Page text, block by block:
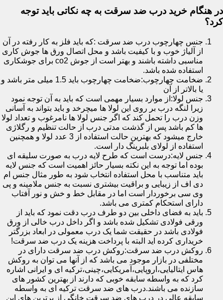
در هنگام خرید درب ضد سرقت به چه نکاتی باید توجه
کرد؟
جنس چهارچوب درب ضد سرقت :که باید فلز به کار رفته در آن
از آلیاژ خوب و با کیفیت باشد و محل اتصال ورق ها جوش کاری
مناسبی داشته باشند و بهتر است از جوش co2 برای جوشکاری
استفاده شده باشد.
ضخامت چهارچوب:ضخامت چهارچوب باید 1.5 میلی متر باشد و
یا بالاتر از آن
جنس لولا:از موارد بسیار مهمی است که باید به آن توجه نمود
زیرا لنگه درب بر روی این لولا ها میچرخد و باید بتواند به آسانی
وزن درب را تحمل کند که اگر جنس لولا ها نامرغوب و تعداد لولا
ها کم باشد پس از گذشت مدتی درب از حالت تنظیم و رگلاژی
خارج میشود که بهترین حالت استفاده از 3 عدد لولا و همچنین
استفاده از لولای بلبرینگ دار است.
جنس لایه:درست است که طرح لایه درب به صورت سلیقه ای
بوده اما توجه به این نکته بسیار حائز اهمیت است که جنس لایه
باید متناسب با محل استفاده انتخاب شود به طور مثال جنس ام
دی اف از زیبایی و براقیت بیشتری نسبت به جنس ملامینه و پی
وی سی برخوردار است اما در مقابل خط و خش و نور آفتاب
دارای استحکام کمتری می باشد.
باید به فضای داخلی بین دو طرف درب دقت نمود که باید از
ورقی فولادی تشکیل شده باشد و اگر داخل درب خالی از ورق
فولادی باشد در حقیقت شما یک درب معمولی در ابعاد بزرگتر
خریداری کرده اید البته با پرداخت هزینه یک درب ضد سرقت!
روکش درب ضد سرقت:روکش درب ضد سرقت دارای در
مختلفی در بازار موجود می باشد که از آنها می توان به روکش
هاس ایتالیایی،اروپایی،آمریکایی،چینی،ترکیه ای و ایرانی اشاره
کرد که به واسطه سابقه خوبی که دارند از بهترین کشور های
سازنده می باشند.درب های ضد سرقت ترکیه ای به واسطه
سابقه عالی در درب های ضد سرقت خانگی از برترین های این